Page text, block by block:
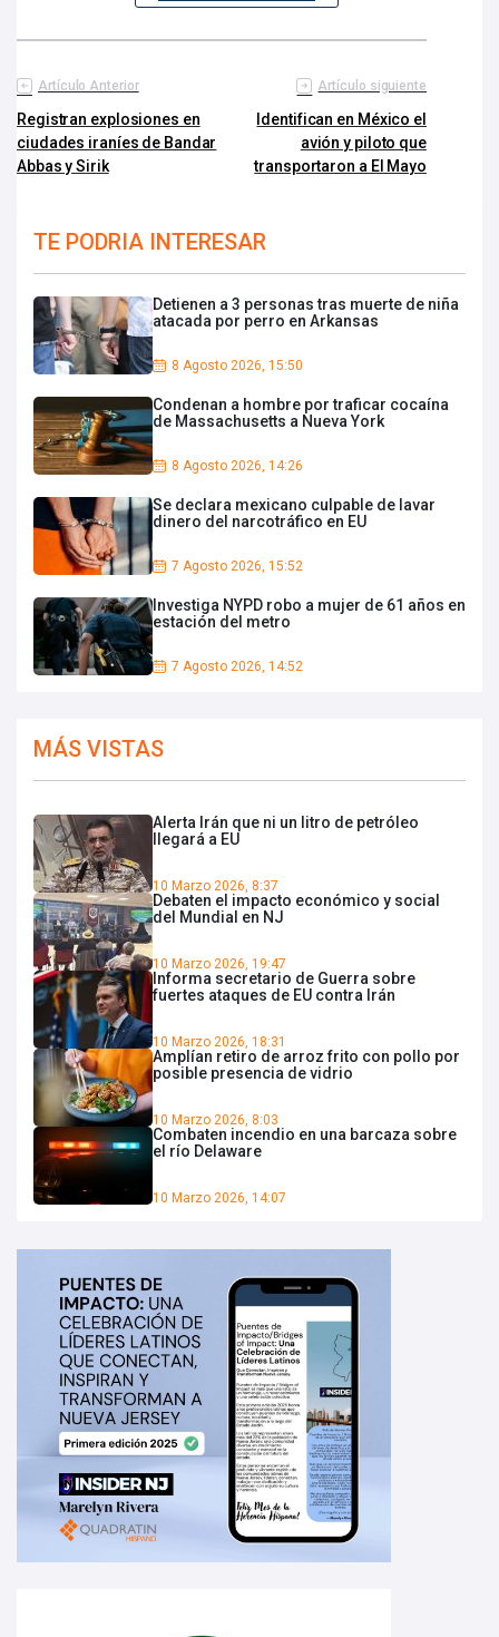
Artículo Anterior
Registran explosiones en
ciudades iraníes de Bandar
Abbas y Sirik
Artículo siguiente
Identifican en México el
avión y piloto que
transportaron a El Mayo
TE PODRIA INTERESAR
Detienen a 3 personas tras muerte de niña
atacada por perro en Arkansas
8 Agosto 2026, 15:50
Condenan a hombre por traficar cocaína
de Massachusetts a Nueva York
8 Agosto 2026, 14:26
Se declara mexicano culpable de lavar
dinero del narcotráfico en EU
7 Agosto 2026, 15:52
Investiga NYPD robo a mujer de 61 años en
estación del metro
7 Agosto 2026, 14:52
MÁS VISTAS
Alerta Irán que ni un litro de petróleo
llegará a EU
10 Marzo 2026, 8:37
Debaten el impacto económico y social
del Mundial en NJ
10 Marzo 2026, 19:47
Informa secretario de Guerra sobre
fuertes ataques de EU contra Irán
10 Marzo 2026, 18:31
Amplían retiro de arroz frito con pollo por
posible presencia de vidrio
10 Marzo 2026, 8:03
Combaten incendio en una barcaza sobre
el río Delaware
10 Marzo 2026, 14:07